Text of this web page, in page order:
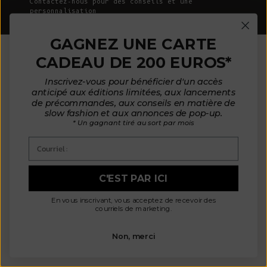
Contactez-nous pour des conseils et une
personnalisation
REJOINDRE LA
COMMUNAUTÉ
Inscrivez-vous pour recevoir des courriels sur
les annonces de nouveaux produits, pour en
savoir plus sur L'Envers et plus encore !
Courrier électronique
S'ABONNER
GAGNEZ UNE CARTE
CADEAU DE 200 EUROS*
Inscrivez-vous pour bénéficier d'un accès
anticipé aux éditions limitées, aux lancements
de précommandes, aux conseils en matière de
slow fashion et aux annonces de pop-up.
* Un gagnant tiré au sort par mois
C'EST PAR ICI
En vous inscrivant, vous acceptez de recevoir des
courriels de marketing.
Non, merci